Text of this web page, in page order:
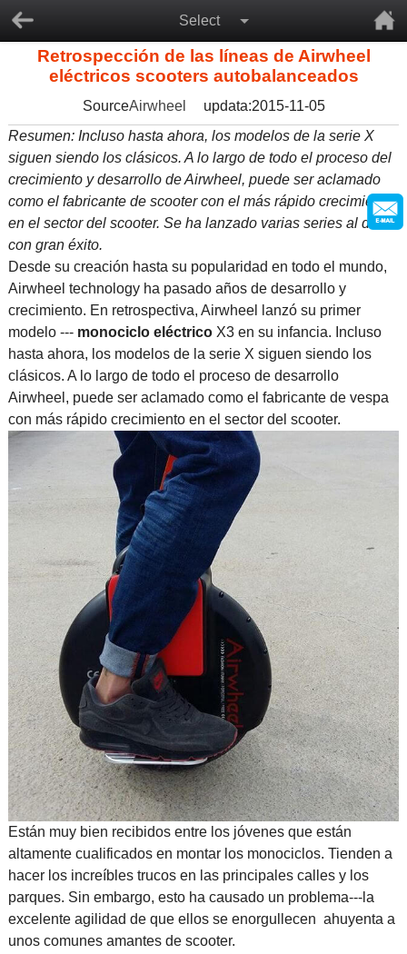
Select
Retrospección de las líneas de Airwheel
eléctricos scooters autobalanceados
SourceAirwheel
updata:2015-11-05
Resumen: Incluso hasta ahora, los modelos de la serie X
siguen siendo los clásicos. A lo largo de todo el proceso del
crecimiento y desarrollo de Airwheel, puede ser aclamado
como el fabricante de scooter con el más rápido crecimiento
en el sector del scooter. Se ha lanzado varias series al día
con gran éxito.
Desde su creación hasta su popularidad en todo el mundo,
Airwheel technology ha pasado años de desarrollo y
crecimiento. En retrospectiva, Airwheel lanzó su primer
modelo --- monociclo eléctricoX3 en su infancia. Incluso
hasta ahora, los modelos de la serie X siguen siendo los
clásicos. A lo largo de todo el proceso de desarrollo
Airwheel, puede ser aclamado como el fabricante de vespa
con más rápido crecimiento en el sector del scooter.
Están muy bien recibidos entre los jóvenes que están
altamente cualificados en montar los monociclos. Tienden a
hacer los increíbles trucos en las principales calles y los
parques. Sin embargo, esto ha causado un problema---la
excelente agilidad de que ellos se enorgullecen ahuyenta a
unos comunes amantes de scooter.